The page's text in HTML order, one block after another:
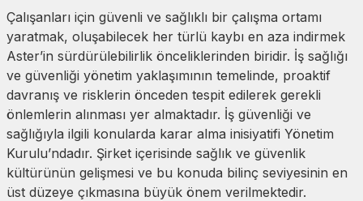
Çalışanları için güvenli ve sağlıklı bir çalışma ortamı
yaratmak, oluşabilecek her türlü kaybı en aza indirmek
Aster’in sürdürülebilirlik önceliklerinden biridir. İş sağlığı
ve güvenliği yönetim yaklaşımının temelinde, proaktif
davranış ve risklerin önceden tespit edilerek gerekli
önlemlerin alınması yer almaktadır. İş güvenliği ve
sağlığıyla ilgili konularda karar alma inisiyatifi Yönetim
Kurulu’ndadır. Şirket içerisinde sağlık ve güvenlik
kültürünün gelişmesi ve bu konuda bilinç seviyesinin en
üst düzeye çıkmasına büyük önem verilmektedir.